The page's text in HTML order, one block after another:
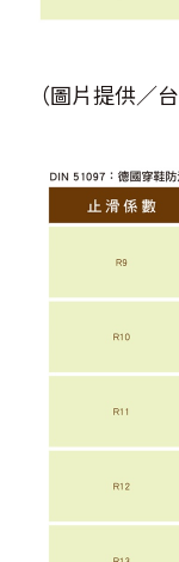
（圖片提供／